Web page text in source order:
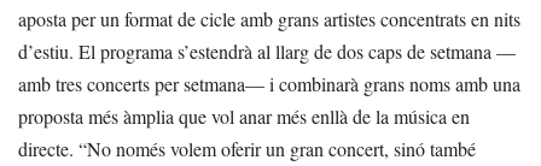
aposta per un format de cicle amb grans artistes concentrats en nits
d’estiu. El programa s’estendrà al llarg de dos caps de setmana —
amb tres concerts per setmana— i combinarà grans noms amb una
proposta més àmplia que vol anar més enllà de la música en
directe. “No només volem oferir un gran concert, sinó també